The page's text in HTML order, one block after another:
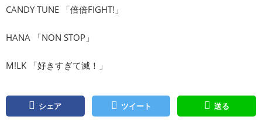
CANDY TUNE 「倍倍FIGHT!」
HANA 「NON STOP」
M!LK 「好きすぎて滅！」
シェア ツイート 送る